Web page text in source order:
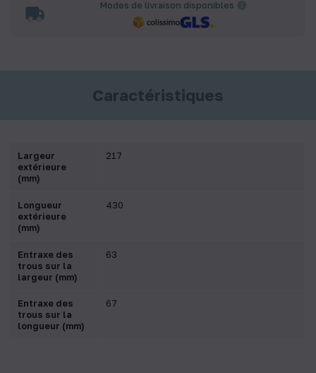
Modes de livraison disponibles
Caractéristiques
Largeur
extérieure
(mm)
217
Longueur
extérieure
(mm)
430
Entraxe des
trous sur la
largeur (mm)
63
Entraxe des
trous sur la
longueur (mm)
67